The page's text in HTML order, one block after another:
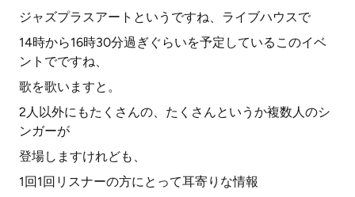
ジャズプラスアートというですね、ライブハウスで
14時から16時30分過ぎぐらいを予定しているこのイベ
ントでですね、
歌を歌いますと。
2人以外にもたくさんの、たくさんというか複数人のシ
ンガーが
登場しますけれども、
1回1回リスナーの方にとって耳寄りな情報